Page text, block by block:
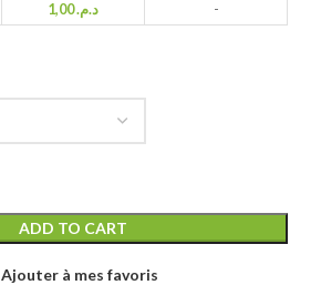
د.م.1,00 -
ADD TO CART
Ajouter à mes favoris